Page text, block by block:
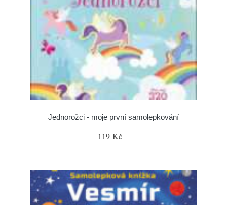
Jednorožci - moje první samolepkování
119 Kč